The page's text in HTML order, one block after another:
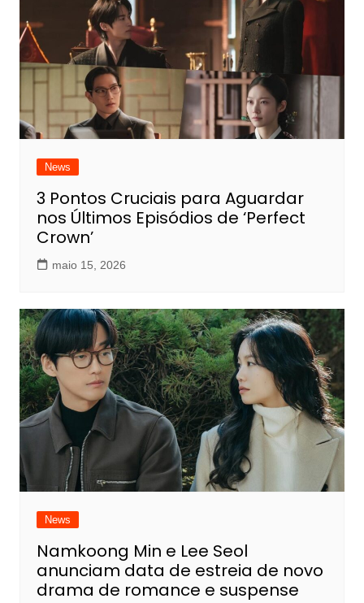
News
3 Pontos Cruciais para Aguardar
nos Últimos Episódios de ‘Perfect
Crown’
maio 15, 2026
News
Namkoong Min e Lee Seol
anunciam data de estreia de novo
drama de romance e suspense